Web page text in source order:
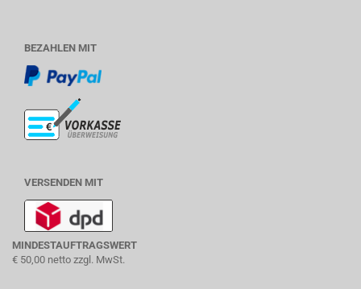
BEZAHLEN MIT
VERSENDEN MIT
MINDESTAUFTRAGSWERT
€ 50,00 netto zzgl. MwSt.